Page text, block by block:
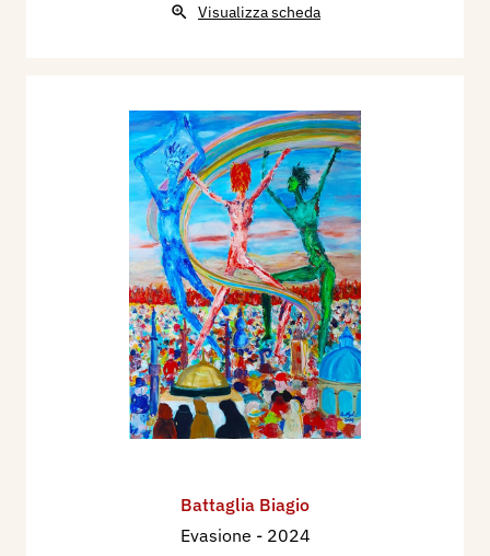
Visualizza scheda
Battaglia Biagio
Evasione - 2024